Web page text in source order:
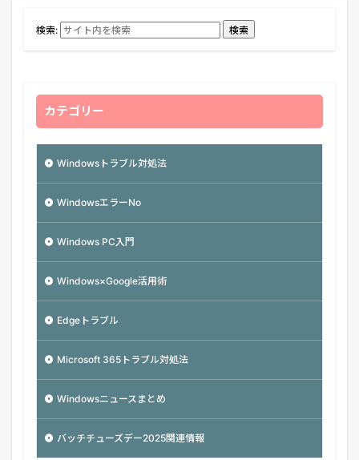
検索: 検索
カテゴリー
Windowsトラブル対処法
WindowsエラーNo
Windows PC入門
Windows×Google活用術
Edgeトラブル
Microsoft 365トラブル対処法
Windowsニュースまとめ
バッチチューズデー2025関連情報